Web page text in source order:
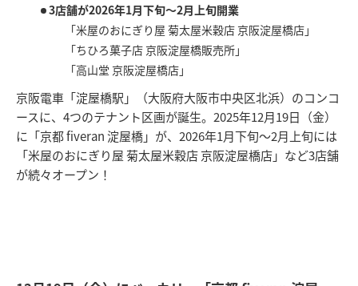
3店舗が2026年1月下旬～2月上旬開業
「米屋のおにぎり屋 菊太屋米穀店 京阪淀屋橋店」
「ちひろ菓子店 京阪淀屋橋販売所」
「高山堂 京阪淀屋橋店」
京阪電車「淀屋橋駅」（大阪府大阪市中央区北浜）のコンコ
ースに、4つのテナント区画が誕生。2025年12月19日（金）
に「京都 fiveran 淀屋橋」が、2026年1月下旬～2月上旬には
「米屋のおにぎり屋 菊太屋米穀店 京阪淀屋橋店」など3店舗
が続々オープン！